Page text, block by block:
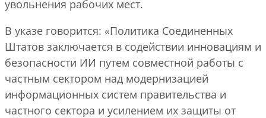
увольнения рабочих мест.
В указе говорится: «Политика Соединенных
Штатов заключается в содействии инновациям и
безопасности ИИ путем совместной работы с
частным сектором над модернизацией
информационных систем правительства и
частного сектора и усилением их защиты от